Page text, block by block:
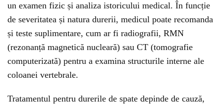
un examen fizic și analiza istoricului medical. În funcție
de severitatea și natura durerii, medicul poate recomanda
și teste suplimentare, cum ar fi radiografii, RMN
(rezonanță magnetică nucleară) sau CT (tomografie
computerizată) pentru a examina structurile interne ale
coloanei vertebrale.
Tratamentul pentru durerile de spate depinde de cauză,